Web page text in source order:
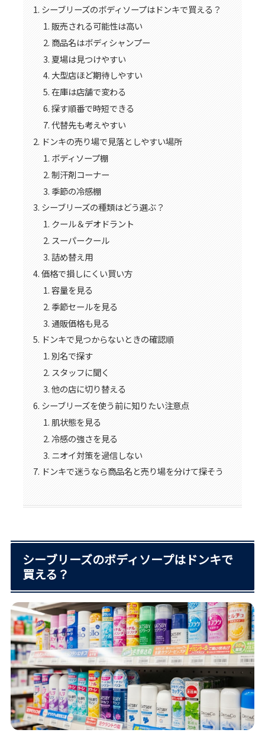
シーブリーズのボディソープはドンキで買える？
販売される可能性は高い
商品名はボディシャンプー
夏場は見つけやすい
大型店ほど期待しやすい
在庫は店舗で変わる
探す順番で時短できる
代替先も考えやすい
ドンキの売り場で見落としやすい場所
ボディソープ棚
制汗剤コーナー
季節の冷感棚
シーブリーズの種類はどう選ぶ？
クール＆デオドラント
スーパークール
詰め替え用
価格で損しにくい買い方
容量を見る
季節セールを見る
通販価格も見る
ドンキで見つからないときの確認順
別名で探す
スタッフに聞く
他の店に切り替える
シーブリーズを使う前に知りたい注意点
肌状態を見る
冷感の強さを見る
ニオイ対策を過信しない
ドンキで迷うなら商品名と売り場を分けて探そう
シーブリーズのボディソープはドンキで
買える？